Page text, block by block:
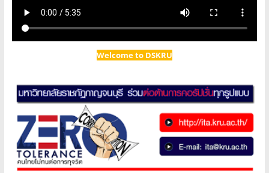
Welcome to DSKRU